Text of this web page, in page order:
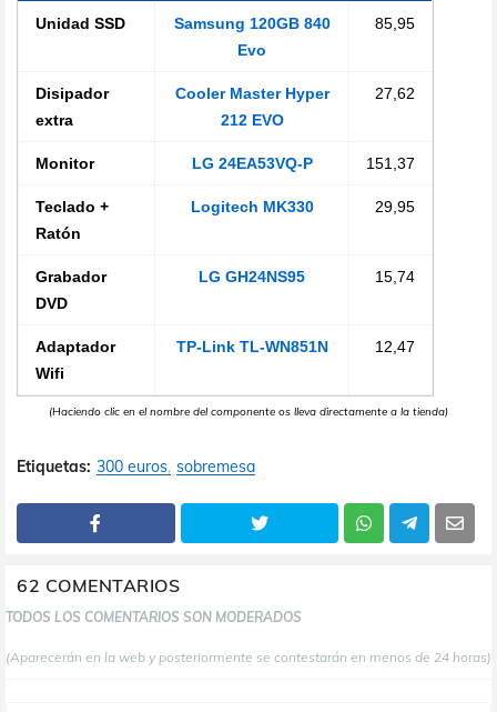
Unidad SSD
Samsung 120GB 840
Evo
85,95
Disipador
extra
Cooler Master Hyper
212 EVO
27,62
Monitor LG 24EA53VQ-P 151,37
Teclado +
Ratón
Logitech MK330 29,95
Grabador
DVD
LG GH24NS95 15,74
Adaptador
Wifi
TP-Link TL-WN851N 12,47
(Haciendo clic en el nombre del componente os lleva directamente a la tienda)
Etiquetas: 300 euros sobremesa
62 COMENTARIOS
TODOS LOS COMENTARIOS SON MODERADOS
(Aparecerán en la web y posteriormente se contestarán en menos de 24 horas)